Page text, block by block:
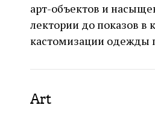
арт-объектов и
лектории до показов в
кастомизации одежды
Art